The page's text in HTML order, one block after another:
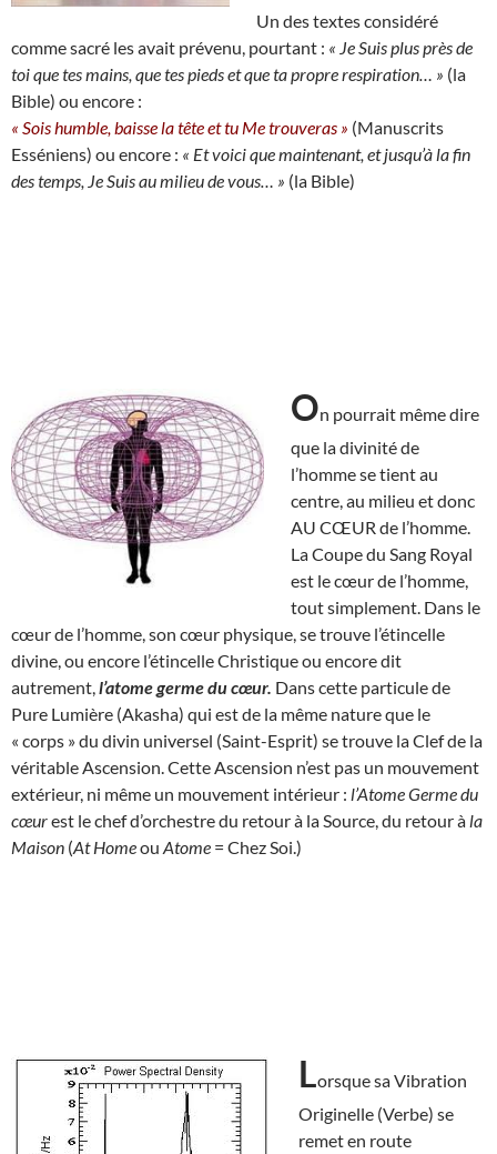
Un des textes considéré
comme sacré les avait prévenu, pourtant : « Je Suis plus près de
toi que tes mains, que tes pieds et que ta propre respiration… » (la
Bible) ou encore :
« Sois humble, baisse la tête et tu Me trouveras » (Manuscrits
Esséniens) ou encore : « Et voici que maintenant, et jusqu’à la fin
des temps, Je Suis au milieu de vous… » (la Bible)
On pourrait même dire
que la divinité de
l’homme se tient au
centre, au milieu et donc
AU CŒUR de l’homme.
La Coupe du Sang Royal
est le cœur de l’homme,
tout simplement. Dans le
cœur de l’homme, son cœur physique, se trouve l’étincelle
divine, ou encore l’étincelle Christique ou encore dit
autrement, l’atome germe du cœur. Dans cette particule de
Pure Lumière (Akasha) qui est de la même nature que le
« corps » du divin universel (Saint-Esprit) se trouve la Clef de la
véritable Ascension. Cette Ascension n’est pas un mouvement
extérieur, ni même un mouvement intérieur : l’Atome Germe du
cœurest le chef d’orchestre du retour à la Source, du retour à la
Maison (At Homeou Atome = Chez Soi.)
Lorsque sa Vibration
Originelle (Verbe) se
remet en route